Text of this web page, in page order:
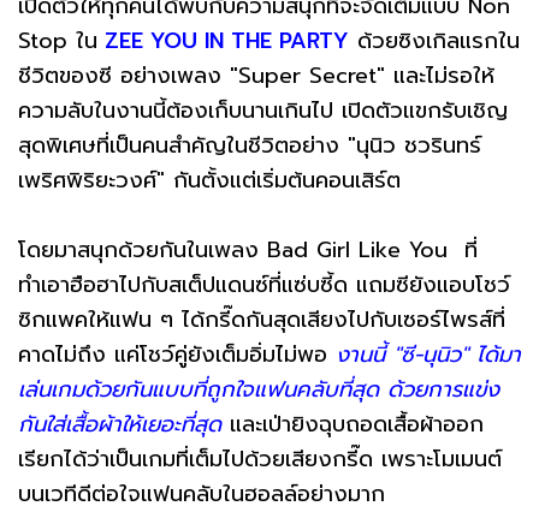
Stop ใน ZEE YOU IN THE PARTY ด้วยซิงเกิลแรกใน
ชีวิตของซี อย่างเพลง "Super Secret" และไม่รอให้
ความลับในงานนี้ต้องเก็บนานเกินไป เปิดตัวแขกรับเชิญ
สุดพิเศษที่เป็นคนสำคัญในชีวิตอย่าง "นุนิว ชวรินทร์
เพริศพิริยะวงศ์" กันตั้งแต่เริ่มต้นคอนเสิร์ต
โดยมาสนุกด้วยกันในเพลง Bad Girl Like You ที่
ทำเอาฮือฮาไปกับสเต็ปแดนซ์ที่แซ่บซี้ด แถมซียังแอบโชว์
ซิกแพคให้แฟน ๆ ได้กรี๊ดกันสุดเสียงไปกับเซอร์ไพรส์ที่
คาดไม่ถึง แค่โชว์คู่ยังเต็มอิ่มไม่พอ งานนี้ "ซี-นุนิว" ได้มา
เล่นเกมด้วยกันแบบที่ถูกใจแฟนคลับที่สุด ด้วยการแข่ง
กันใส่เสื้อผ้าให้เยอะที่สุดและเป่ายิงฉุบถอดเสื้อผ้าออก
เรียกได้ว่าเป็นเกมที่เต็มไปด้วยเสียงกรี๊ด เพราะโมเมนต์
บนเวทีดีต่อใจแฟนคลับในฮอลล์อย่างมาก